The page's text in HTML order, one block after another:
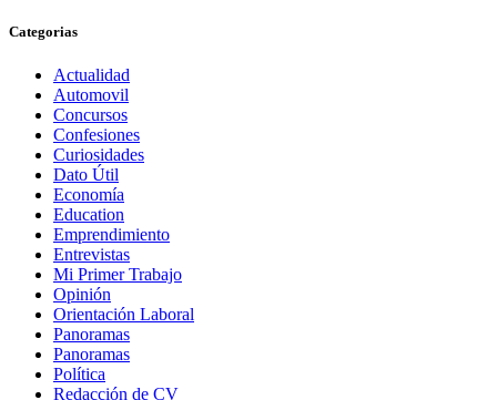
Categorias
Actualidad
Automovil
Concursos
Confesiones
Curiosidades
Dato Útil
Economía
Education
Emprendimiento
Entrevistas
Mi Primer Trabajo
Opinión
Orientación Laboral
Panoramas
Panoramas
Política
Redacción de CV